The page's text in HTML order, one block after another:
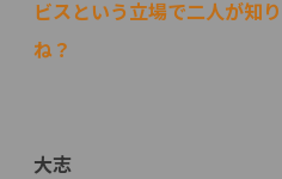
ビスという立場で二人が知
ね？
大志